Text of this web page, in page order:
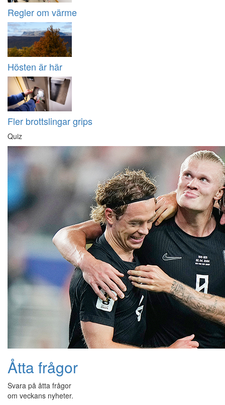
Regler om värme
Hösten är här
Fler brottslingar grips
Quiz
Åtta frågor
Svara på åtta frågor
om veckans nyheter.